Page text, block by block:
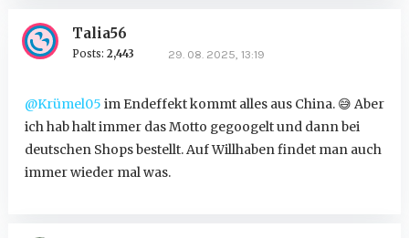
Talia56
Posts: 2,443 29. 08. 2025, 13:19
@Krümel05 im Endeffekt kommt alles aus China. 😅 Aber
ich hab halt immer das Motto gegoogelt und dann bei
deutschen Shops bestellt. Auf Willhaben findet man auch
immer wieder mal was.